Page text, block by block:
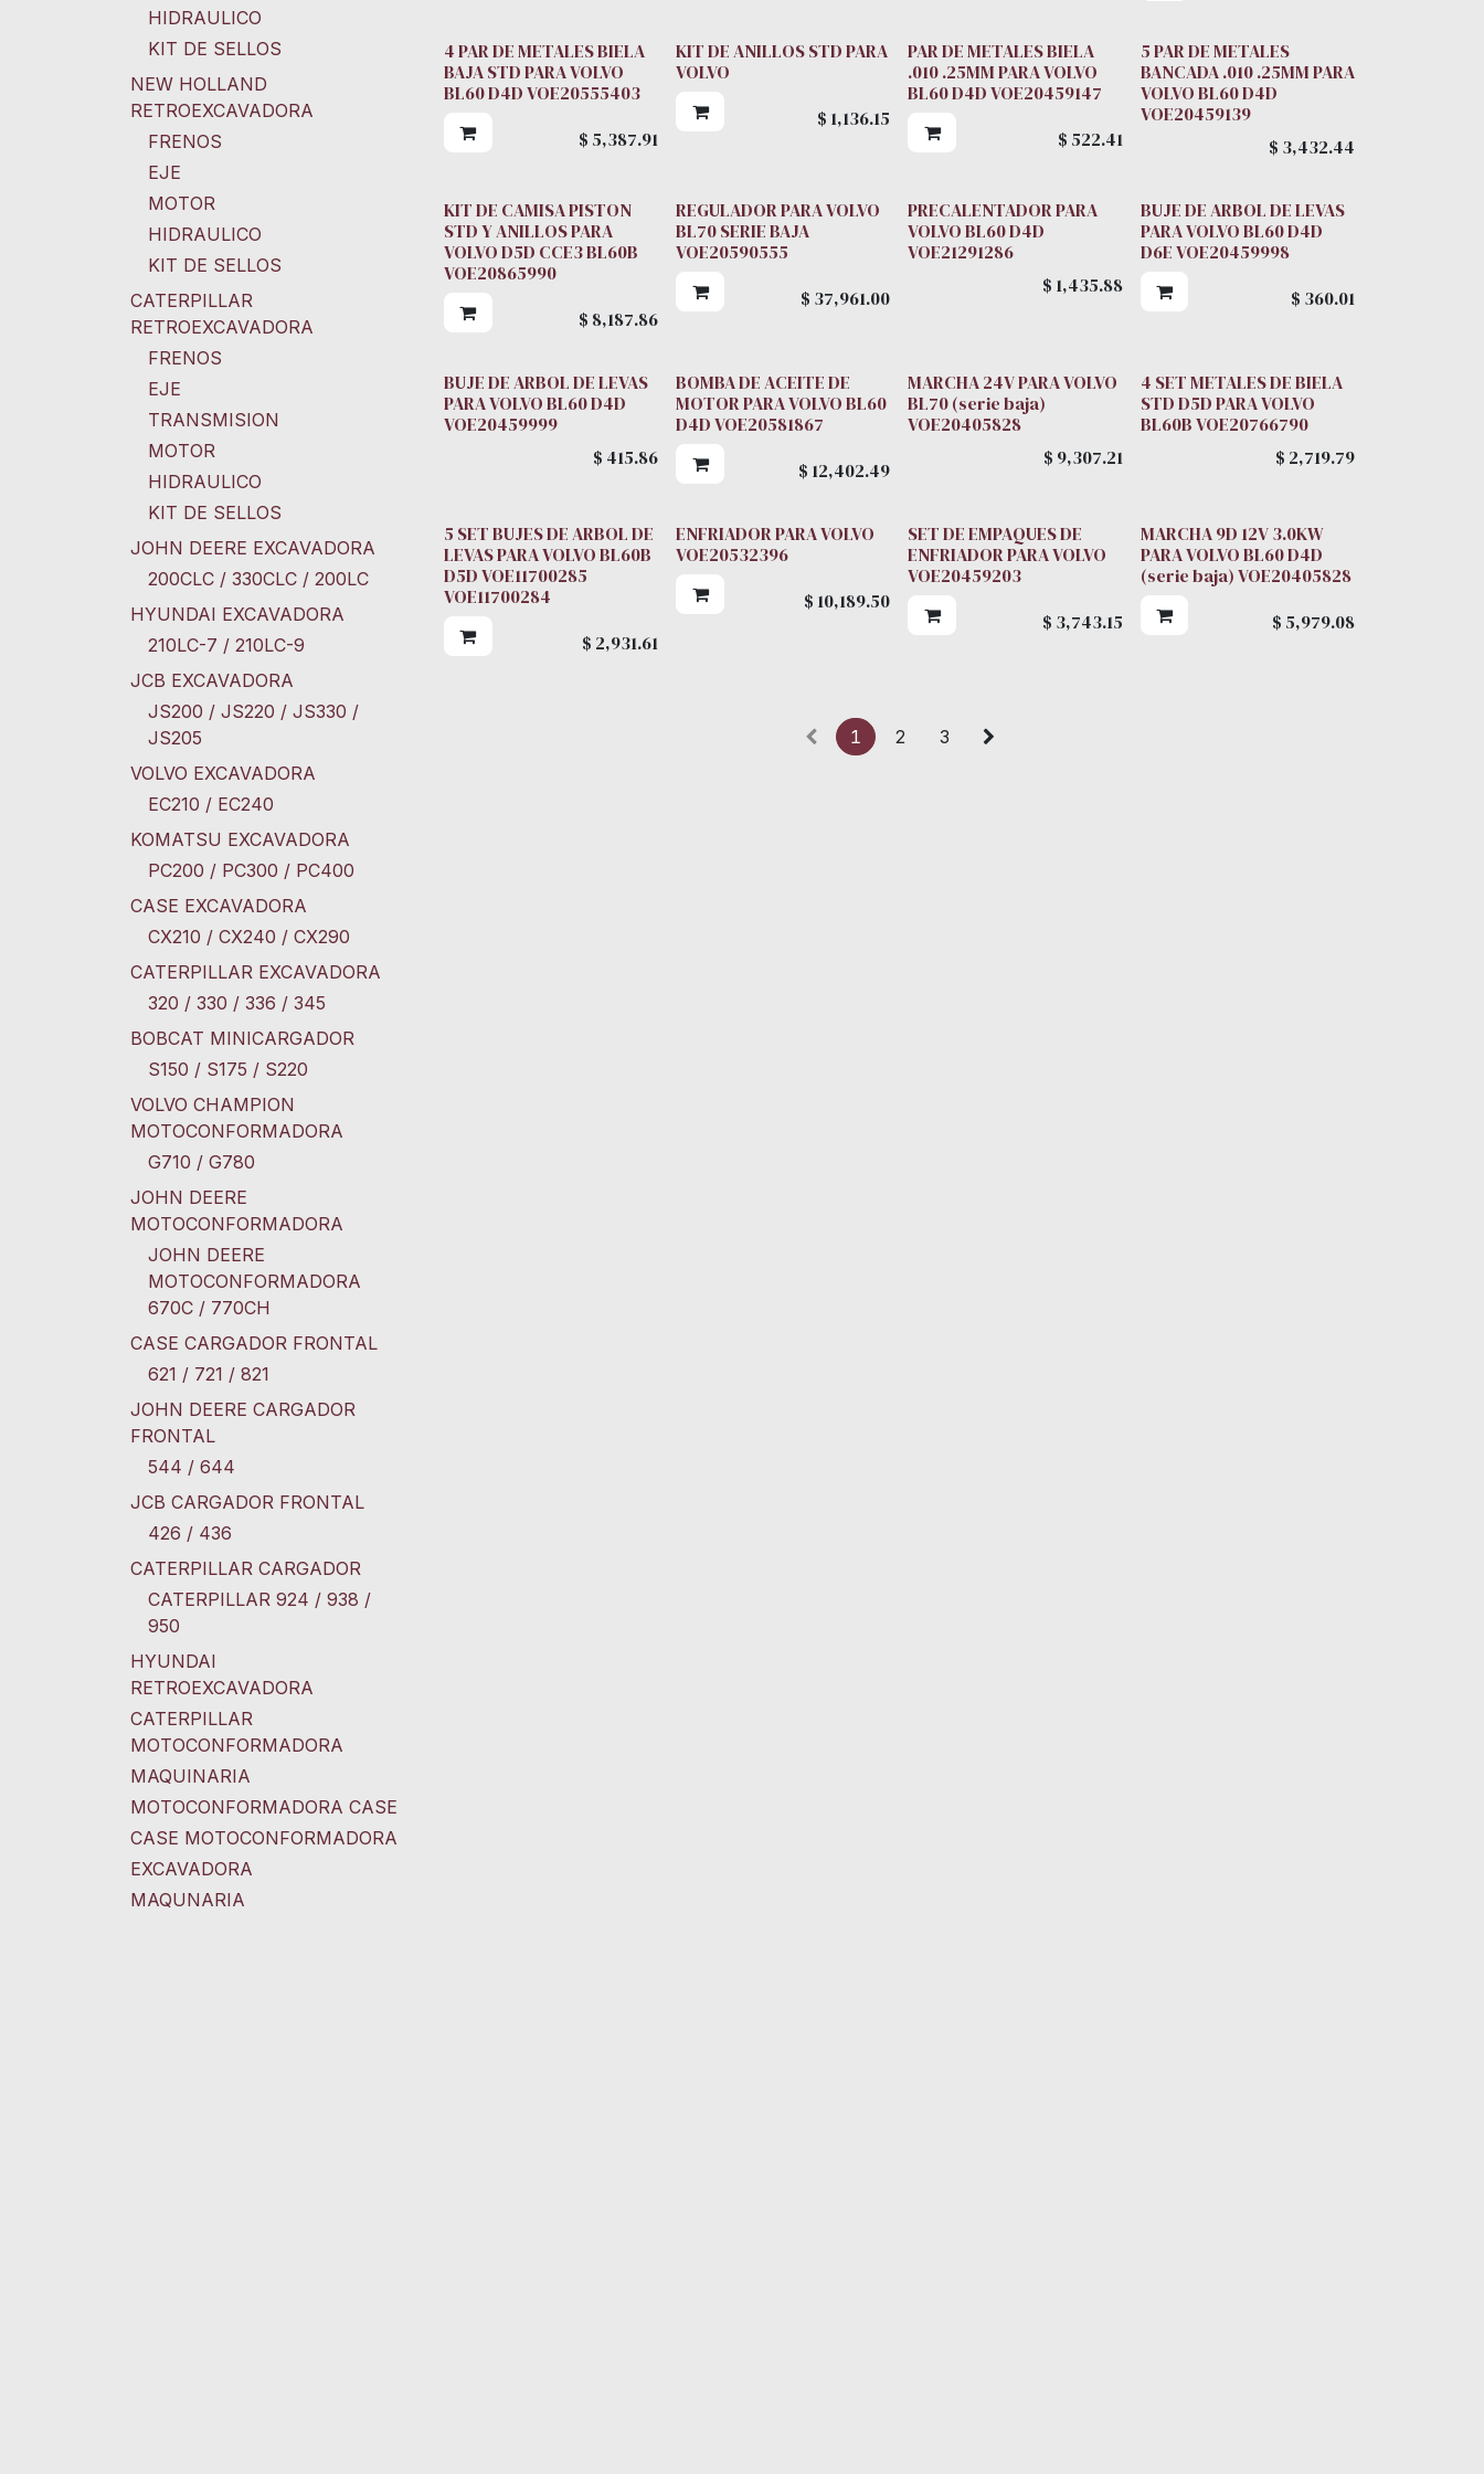
HIDRAULICO
KIT DE SELLOS
NEW HOLLAND
RETROEXCAVADORA
FRENOS
EJE
MOTOR
HIDRAULICO
KIT DE SELLOS
CATERPILLAR
RETROEXCAVADORA
FRENOS
EJE
TRANSMISION
MOTOR
HIDRAULICO
KIT DE SELLOS
JOHN DEERE EXCAVADORA
200CLC / 330CLC / 200LC
HYUNDAI EXCAVADORA
210LC-7 / 210LC-9
JCB EXCAVADORA
JS200 / JS220 / JS330 /
JS205
VOLVO EXCAVADORA
EC210 / EC240
KOMATSU EXCAVADORA
PC200 / PC300 / PC400
CASE EXCAVADORA
CX210 / CX240 / CX290
CATERPILLAR EXCAVADORA
320 / 330 / 336 / 345
BOBCAT MINICARGADOR
S150 / S175 / S220
VOLVO CHAMPION
MOTOCONFORMADORA
G710 / G780
JOHN DEERE
MOTOCONFORMADORA
JOHN DEERE
MOTOCONFORMADORA
670C / 770CH
CASE CARGADOR FRONTAL
621 / 721 / 821
JOHN DEERE CARGADOR
FRONTAL
544 / 644
JCB CARGADOR FRONTAL
426 / 436
CATERPILLAR CARGADOR
CATERPILLAR 924 / 938 /
950
HYUNDAI
RETROEXCAVADORA
CATERPILLAR
MOTOCONFORMADORA
MAQUINARIA
MOTOCONFORMADORA CASE
CASE MOTOCONFORMADORA
EXCAVADORA
MAQUNARIA
4 PAR DE METALES BIELA
BAJA STD PARA VOLVO
BL60 D4D VOE20555403
$ 5,387.91
KIT DE ANILLOS STD PARA
VOLVO
$ 1,136.15
PAR DE METALES BIELA
.010 .25MM PARA VOLVO
BL60 D4D VOE20459147
$ 522.41
5 PAR DE METALES
BANCADA .010 .25MM PARA
VOLVO BL60 D4D
VOE20459139
$ 3,432.44
KIT DE CAMISA PISTON
STD Y ANILLOS PARA
VOLVO D5D CCE3 BL60B
VOE20865990
$ 8,187.86
REGULADOR PARA VOLVO
BL70 SERIE BAJA
VOE20590555
$ 37,961.00
PRECALENTADOR PARA
VOLVO BL60 D4D
VOE21291286
$ 1,435.88
BUJE DE ARBOL DE LEVAS
PARA VOLVO BL60 D4D
D6E VOE20459998
$ 360.01
BUJE DE ARBOL DE LEVAS
PARA VOLVO BL60 D4D
VOE20459999
$ 415.86
BOMBA DE ACEITE DE
MOTOR PARA VOLVO BL60
D4D VOE20581867
$ 12,402.49
MARCHA 24V PARA VOLVO
BL70 (serie baja)
VOE20405828
$ 9,307.21
4 SET METALES DE BIELA
STD D5D PARA VOLVO
BL60B VOE20766790
$ 2,719.79
5 SET BUJES DE ARBOL DE
LEVAS PARA VOLVO BL60B
D5D VOE11700285
VOE11700284
$ 2,931.61
ENFRIADOR PARA VOLVO
VOE20532396
$ 10,189.50
SET DE EMPAQUES DE
ENFRIADOR PARA VOLVO
VOE20459203
$ 3,743.15
MARCHA 9D 12V 3.0KW
PARA VOLVO BL60 D4D
(serie baja) VOE20405828
$ 5,979.08
1 2 3